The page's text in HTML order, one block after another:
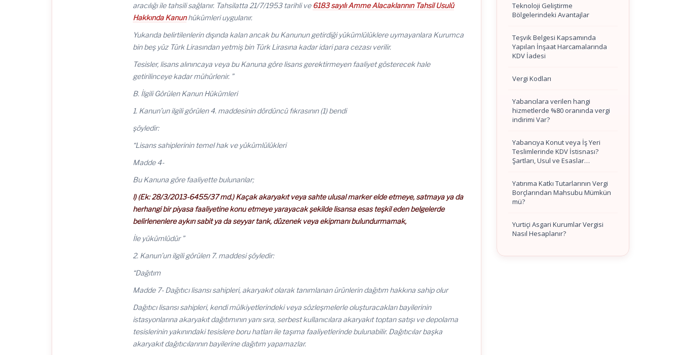
aracılığı ile tahsili sağlanır. Tahsilatta 21/7/1953 tarihli ve 6183 sayılı Amme Alacaklarının Tahsil Usulü
Hakkında Kanunhükümleri uygulanır.
Yukarıda belirtilenlerin dışında kalan ancak bu Kanunun getirdiği yükümlülüklere uymayanlara Kurumca
bin beş yüz Türk Lirasından yetmiş bin Türk Lirasına kadar idari para cezası verilir.
Tesisler, lisans alınıncaya veya bu Kanuna göre lisans gerektirmeyen faaliyet gösterecek hale
getirilinceye kadar mühürlenir. ”
B. İlgili Görülen Kanun Hükümleri
1. Kanun’un ilgili görülen 4. maddesinin dördüncü fıkrasının (1) bendi
şöyledir:
“Lisans sahiplerinin temel hak ve yükümlülükleri
Madde 4-
Bu Kanuna göre faaliyette bulunanlar;
l) (Ek: 28/3/2013-6455/37 md.) Kaçak akaryakıt veya sahte ulusal marker elde etmeye, satmaya ya da
herhangi bir piyasa faaliyetine konu etmeye yarayacak şekilde lisansa esas teşkil eden belgelerde
belirlenenlere aykırı sabit ya da seyyar tank, düzenek veya ekipmanı bulundurmamak,
İle yükümlüdür ”
2. Kanun’un ilgili görülen 7. maddesi şöyledir:
“Dağıtım
Madde 7- Dağıtıcı lisansı sahipleri, akaryakıt olarak tanımlanan ürünlerin dağıtım hakkına sahip olur
Dağıtıcı lisansı sahipleri, kendi mülkiyetlerindeki veya sözleşmelerle oluşturacakları bayilerinin
istasyonlarına akaryakıt dağıtımının yanı sıra, serbest kullanıcılara akaryakıt toptan satışı ve depolama
tesislerinin yakınındaki tesislere boru hatları ile taşıma faaliyetlerinde bulunabilir. Dağıtıcılar başka
akaryakıt dağıtıcılarının bayilerine dağıtım yapamazlar.
Teknoloji Geliştirme
Bölgelerindeki Avantajlar
Teşvik Belgesi Kapsamında
Yapılan İnşaat Harcamalarında
KDV İadesi
Vergi Kodları
Yabancılara verilen hangi
hizmetlerde %80 oranında vergi
indirimi Var?
Yabancıya Konut veya İş Yeri
Teslimlerinde KDV İstisnası?
Şartları, Usul ve Esaslar…
Yatırıma Katkı Tutarlarının Vergi
Borçlarından Mahsubu Mümkün
mü?
Yurtiçi Asgari Kurumlar Vergisi
Nasıl Hesaplanır?